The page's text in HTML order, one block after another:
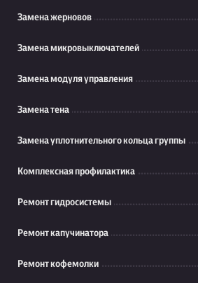
Замена жерновов
Замена микровыключателей
Замена модуля управления
Замена тена
Замена уплотнительного кольца группы
Комплексная профилактика
Ремонт гидросистемы
Ремонт капучинатора
Ремонт кофемолки